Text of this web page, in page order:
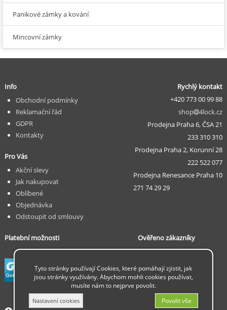
Panikové zámky a kování
Mincovní zámky
Rychlý kontakt
+420 773 00 99 88
shop
4lock.cz
Prodejna Praha 6, ČSA 21
233 310 310
Prodejna Praha 2, Korunní 28
222 522 077
Prodejna Renesance Praha 10
271 74 29 29
Info
Obchodní podmínky
Reklamační řád
GDPR
Kontakty
Pro Vás
Akční slevy
Jak nakupovat
Oblíbené
Objednávka
Odstoupit od smlouvy
Platební možnosti
Ověřeno zákazníky
... v procesu ...
Tyto stránky používají Cookies, které pomáhají zjistit, jak
jsou stránky využívány. Abychom mohli cookies používat,
musíte nám to nejprve povolit.